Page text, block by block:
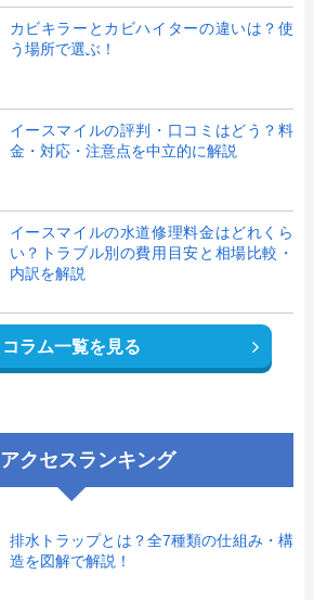
カビキラーとカビハイターの違いは？使
う場所で選ぶ！
イースマイルの評判・口コミはどう？料
金・対応・注意点を中立的に解説
イースマイルの水道修理料金はどれくら
い？トラブル別の費用目安と相場比較・
内訳を解説
コラム一覧を見る
アクセスランキング
排水トラップとは？全7種類の仕組み・構
造を図解で解説！